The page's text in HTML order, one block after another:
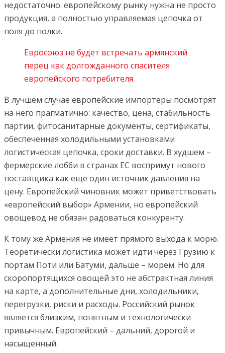
недостаточно: европейскому рынку нужна не просто
продукция, а полностью управляемая цепочка от
поля до полки.
Евросоюз не будет встречать армянский
перец как долгожданного спасителя
европейского потребителя.
В лучшем случае европейские импортеры посмотрят
на него прагматично: качество, цена, стабильность
партии, фитосанитарные документы, сертификаты,
обеспеченная холодильными установками
логистическая цепочка, сроки доставки. В худшем –
фермерские лобби в странах ЕС воспримут нового
поставщика как еще один источник давления на
цену. Европейский чиновник может приветствовать
«европейский выбор» Армении, но европейский
овощевод не обязан радоваться конкуренту.
К тому же Армения не имеет прямого выхода к морю.
Теоретически логистика может идти через Грузию к
портам Поти или Батуми, дальше – морем. Но для
скоропортящихся овощей это не абстрактная линия
на карте, а дополнительные дни, холодильники,
перегрузки, риски и расходы. Российский рынок
является близким, понятным и технологически
привычным. Европейский – дальний, дорогой и
насыщенный.